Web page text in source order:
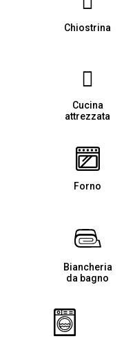
Chiostrina
Cucina
attrezzata
Forno
Biancheria
da bagno